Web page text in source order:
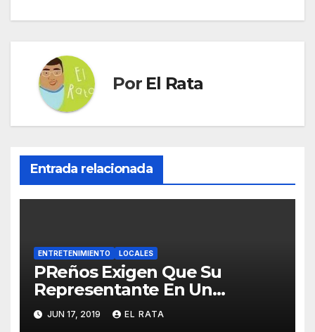
Por El Rata
Entrada relacionada
ENTRETENIMIENTO LOCALES
PReños Exigen Que Su
Representante En Un
Concurso Superficial E
Irrelevante Sea «Boricua De
JUN 17, 2019 EL RATA